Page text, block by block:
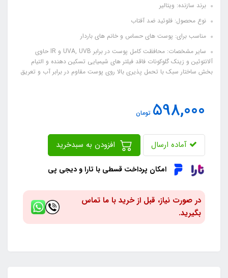
برند سازنده: ویتالیر
نوع محصول: فلوئید ضد آفتاب
مناسب برای: پوست های حساس و خانم های باردار
سایر مشخصات: محافظت کامل پوست در برابر UVA, UVB و IR حاوی
آلانتوئین و زینک گلوکونات فاقد فیلتر های شیمیایی تسکین دهنده و التیام
بخش ساختار سبک با تحمل پذیری بالا روی پوست مقاوم در برابر آب و تعریق
598,000 تومان
آماده ارسال
امکان پرداخت قسطی با تارا و دیجی پی
در صورت نیاز، قبل از خرید با ما تماس
بگیرید.